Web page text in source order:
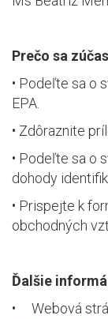
Prečo sa
• Podeľte sa o
EPA.
• Zdôraznite
• Podeľte sa o
dohody
• Prispejte k
obchodných
Ďalšie
• Webová